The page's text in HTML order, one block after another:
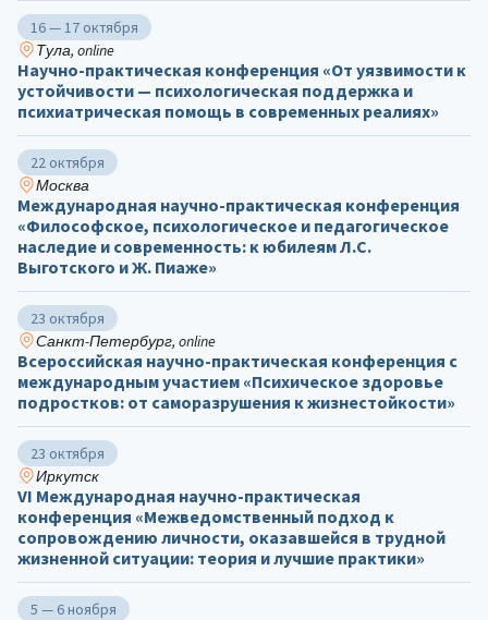
16 — 17 октября
Тула, online
Научно-практическая конференция «От уязвимости к
устойчивости — психологическая поддержка и
психиатрическая помощь в современных реалиях»
22 октября
Москва
Международная научно-практическая конференция
«Философское, психологическое и педагогическое
наследие и современность: к юбилеям Л.С.
Выготского и Ж. Пиаже»
23 октября
Санкт-Петербург, online
Всероссийская научно-практическая конференция с
международным участием «Психическое здоровье
подростков: от саморазрушения к жизнестойкости»
23 октября
Иркутск
VI Международная научно-практическая
конференция «Межведомственный подход к
сопровождению личности, оказавшейся в трудной
жизненной ситуации: теория и лучшие практики»
5 — 6 ноября